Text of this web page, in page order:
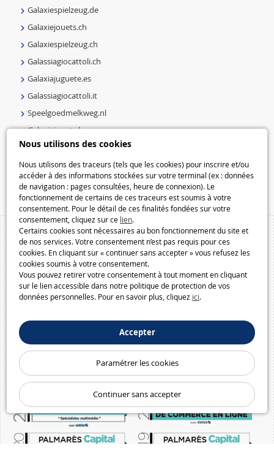
Nous utilisons des cookies
Nous utilisons des traceurs (tels que les cookies) pour inscrire et/ou
accéder à des informations stockées sur votre terminal (ex : données
de navigation : pages consultées, heure de connexion). Le
fonctionnement de certains de ces traceurs est soumis à votre
consentement. Pour le détail de ces finalités fondées sur votre
consentement, cliquez sur ce lien.
Certains cookies sont nécessaires au bon fonctionnement du site et
de nos services. Votre consentement n’est pas requis pour ces
cookies. En cliquant sur « continuer sans accepter » vous refusez les
cookies soumis à votre consentement.
Vous pouvez retirer votre consentement à tout moment en cliquant
sur le lien accessible dans notre politique de protection de vos
données personnelles. Pour en savoir plus, cliquez ici.
Accepter
Paramétrer les cookies
Continuer sans accepter
Galaxiespielzeug.de
Galaxiejouets.ch
Galaxiespielzeug.ch
Galassiagiocattoli.ch
Galaxiajuguete.es
Galassiagiocattoli.it
Speelgoedmelkweg.nl
Galaxiejouets.be
Galaxiespielzeug.be
Speelgoedmelkweg.be
Macway.com